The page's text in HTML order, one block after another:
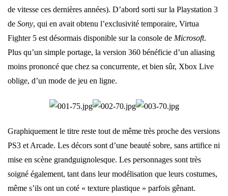
de vitesse ces dernières années). D’abord sorti sur la Playstation 3
de Sony, qui en avait obtenu l’exclusivité temporaire, Virtua
Fighter 5 est désormais disponible sur la console de Microsoft.
Plus qu’un simple portage, la version 360 bénéficie d’un aliasing
moins prononcé que chez sa concurrente, et bien sûr, Xbox Live
oblige, d’un mode de jeu en ligne.
Graphiquement le titre reste tout de même très proche des versions
PS3 et Arcade. Les décors sont d’une beauté sobre, sans artifice ni
mise en scène grandguignolesque. Les personnages sont très
soigné également, tant dans leur modélisation que leurs costumes,
même s’ils ont un coté « texture plastique » parfois gênant.